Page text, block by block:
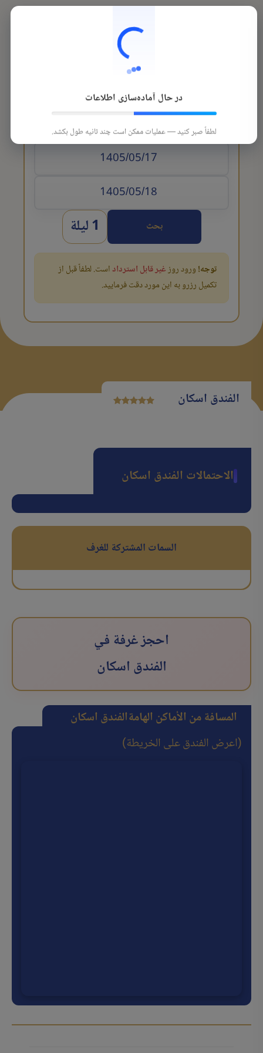
تاريخ الوصول
بحث 1 ليلة
توجه!ورود روزغیر قابل استرداداست. لطفاً قبل از
تکمیل رزرو به این مورد دقت فرمایید.
در حال آماده‌سازی اطلاعات
لطفاً صبر کنید — عملیات ممکن است چند ثانیه طول بکشد.
الفندق اسکان
الاحتمالات الفندق اسکان
السمات المشتركة للغرف
احجز غرفة في
الفندق اسکان
المسافة من الأماكن الهامةالفندق اسکان
(اعرض الفندق على الخريطة)